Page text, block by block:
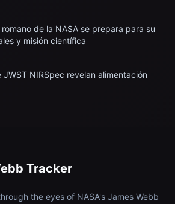
de la NASA se prepara para su
y misión científica
NIRSpec revelan alimentación
Tracker
the eyes of NASA's James Webb